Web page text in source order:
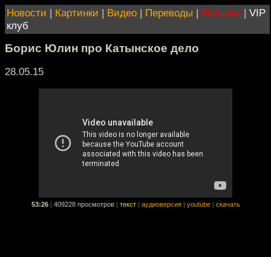
Новости | Картинки | Видео | Переводы | Магазин | VIP
клуб
Борис Юлин про Катынское дело
28.05.15
53:26 409228 просмотров текст аудиоверсия youtube скачать